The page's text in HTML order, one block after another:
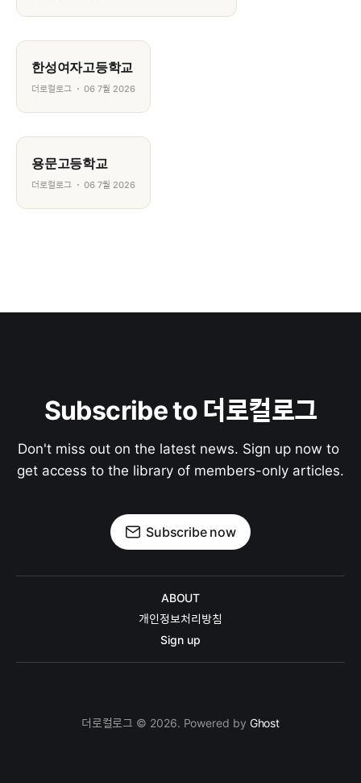
한성여자고등학교
더로컬로그 06 7월 2026
용문고등학교
더로컬로그 06 7월 2026
Subscribe to 더로컬로그
Don't miss out on the latest news. Sign up now to
get access to the library of members-only articles.
Subscribe now
ABOUT
개인정보처리방침
Sign up
더로컬로그 © 2026. Powered by Ghost